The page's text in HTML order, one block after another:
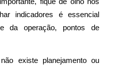
indicadores é essencial
da operação, pontos de
existe planejamento ou